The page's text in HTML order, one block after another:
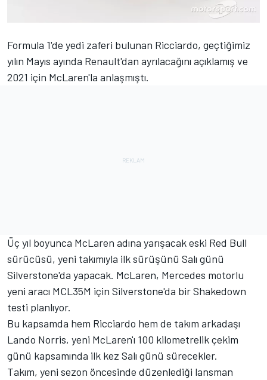
Formula 1'de yedi zaferi bulunan Ricciardo, geçtiğimiz
yılın Mayıs ayında Renault'dan ayrılacağını açıklamış ve
2021 için McLaren'la anlaşmıştı.
Üç yıl boyunca McLaren adına yarışacak eski Red Bull
sürücüsü, yeni takımıyla ilk sürüşünü Salı günü
Silverstone'da yapacak. McLaren, Mercedes motorlu
yeni aracı MCL35M için Silverstone'da bir Shakedown
testi planlıyor.
Bu kapsamda hem Ricciardo hem de takım arkadaşı
Lando Norris, yeni McLaren'ı 100 kilometrelik çekim
günü kapsamında ilk kez Salı günü sürecekler.
Takım, yeni sezon öncesinde düzenlediği lansman